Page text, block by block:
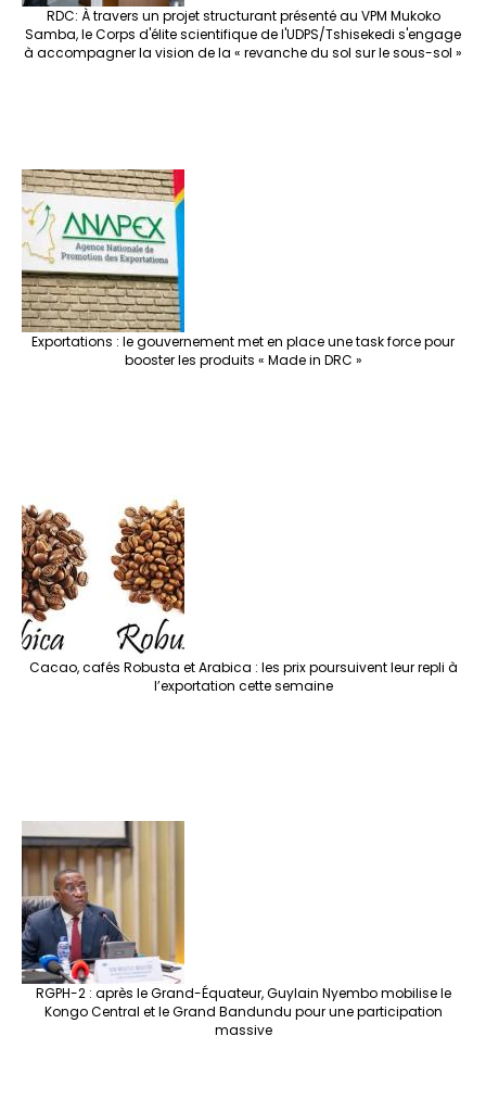
RDC: À travers un projet structurant présenté au VPM Mukoko
Samba, le Corps d'élite scientifique de l'UDPS/Tshisekedi s'engage
à accompagner la vision de la « revanche du sol sur le sous-sol »
Exportations : le gouvernement met en place une task force pour
booster les produits « Made in DRC »
Cacao, cafés Robusta et Arabica : les prix poursuivent leur repli à
l’exportation cette semaine
RGPH-2 : après le Grand-Équateur, Guylain Nyembo mobilise le
Kongo Central et le Grand Bandundu pour une participation
massive